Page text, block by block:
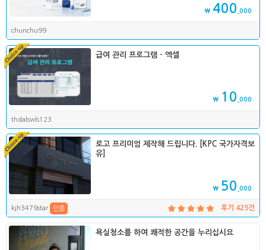
₩ 400 ,000
chunchu99
급여 관리 프로그램 - 엑셀
₩ 10 ,000
thdalswls123
로고 프리미엄 제작해 드립니다. [KPC 국가자격보
유]
₩ 50 ,000
kjh3479star 인증 후기 425건
욕실청소를 하여 쾌적한 공간을 누리십시요